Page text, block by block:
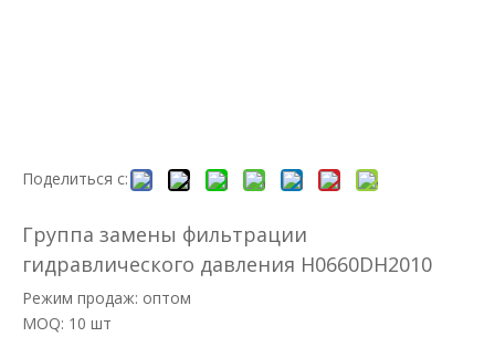
Поделиться с:
Группа замены фильтрации
гидравлического давления H0660DH2010
Режим продаж: оптом
MOQ: 10 шт